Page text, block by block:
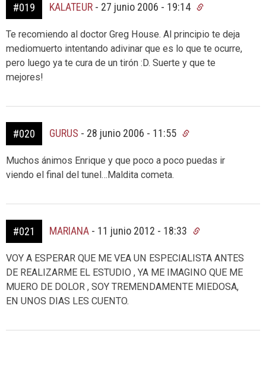
#019 KALATEUR - 27 junio 2006 - 19:14
Te recomiendo al doctor Greg House. Al principio te deja
mediomuerto intentando adivinar que es lo que te ocurre,
pero luego ya te cura de un tirón :D. Suerte y que te
mejores!
#020 GURUS - 28 junio 2006 - 11:55
Muchos ánimos Enrique y que poco a poco puedas ir
viendo el final del tunel…Maldita cometa.
#021 MARIANA - 11 junio 2012 - 18:33
VOY A ESPERAR QUE ME VEA UN ESPECIALISTA ANTES
DE REALIZARME EL ESTUDIO , YA ME IMAGINO QUE ME
MUERO DE DOLOR , SOY TREMENDAMENTE MIEDOSA,
EN UNOS DIAS LES CUENTO.